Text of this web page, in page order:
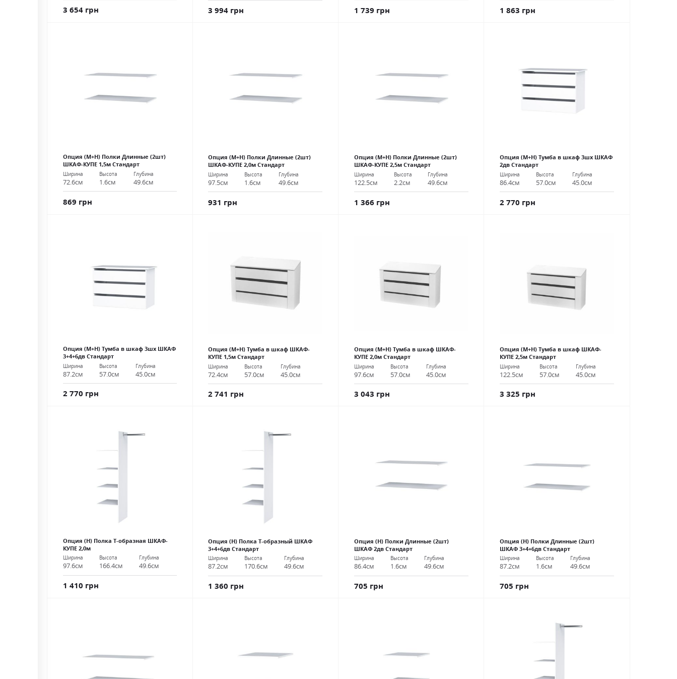
3 654 грн 3 994 грн 1 739 грн 1 863 грн
Опция (М+Н) Полки Длинные (2шт)
ШКАФ-КУПЕ 1,5м Стандарт
Ширина
72.6см
Высота
1.6см
Глубина
49.6см
869 грн
Опция (М+Н) Полки Длинные (2шт)
ШКАФ-КУПЕ 2,0м Стандарт
Ширина
97.5см
Высота
1.6см
Глубина
49.6см
931 грн
Опция (М+Н) Полки Длинные (2шт)
ШКАФ-КУПЕ 2,5м Стандарт
Ширина
122.5см
Высота
2.2см
Глубина
49.6см
1 366 грн
Опция (М+Н) Тумба в шкаф 3шх ШКАФ
2дв Стандарт
Ширина
86.4см
Высота
57.0см
Глубина
45.0см
2 770 грн
Опция (М+Н) Тумба в шкаф 3шх ШКАФ
3+4+6дв Стандарт
Ширина
87.2см
Высота
57.0см
Глубина
45.0см
2 770 грн
Опция (М+Н) Тумба в шкаф ШКАФ-
КУПЕ 1,5м Стандарт
Ширина
72.4см
Высота
57.0см
Глубина
45.0см
2 741 грн
Опция (М+Н) Тумба в шкаф ШКАФ-
КУПЕ 2,0м Стандарт
Ширина
97.6см
Высота
57.0см
Глубина
45.0см
3 043 грн
Опция (М+Н) Тумба в шкаф ШКАФ-
КУПЕ 2,5м Стандарт
Ширина
122.5см
Высота
57.0см
Глубина
45.0см
3 325 грн
Опция (Н) Полка Т-образная ШКАФ-
КУПЕ 2,0м
Ширина
97.6см
Высота
166.4см
Глубина
49.6см
1 410 грн
Опция (Н) Полка Т-образный ШКАФ
3+4+6дв Стандарт
Ширина
87.2см
Высота
170.6см
Глубина
49.6см
1 360 грн
Опция (Н) Полки Длинные (2шт)
ШКАФ 2дв Стандарт
Ширина
86.4см
Высота
1.6см
Глубина
49.6см
705 грн
Опция (Н) Полки Длинные (2шт)
ШКАФ 3+4+6дв Стандарт
Ширина
87.2см
Высота
1.6см
Глубина
49.6см
705 грн